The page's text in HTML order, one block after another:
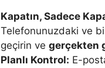
Kapatın, Sadece
Telefonunuzdaki ve
geçirin ve gerçekten
Planlı Kontrol: E-